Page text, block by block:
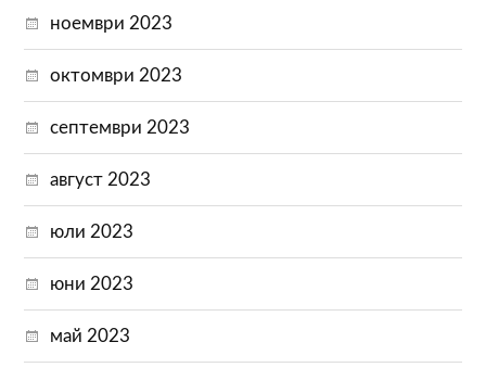
ноември 2023
октомври 2023
септември 2023
август 2023
юли 2023
юни 2023
май 2023